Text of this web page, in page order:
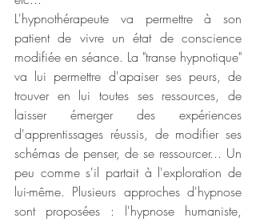
L'hypnothérapeute va permettre à son
patient de vivre un état de conscience
modifiée en séance. La "transe hypnotique"
va lui permettre d'apaiser ses peurs, de
trouver en lui toutes ses ressources, de
laisser émerger des expériences
d'apprentissages réussis, de modifier ses
schémas de penser, de se ressourcer... Un
peu comme s'il partait à l'exploration de
lui-même. Plusieurs approches d'hypnose
sont proposées : l'hypnose humaniste,